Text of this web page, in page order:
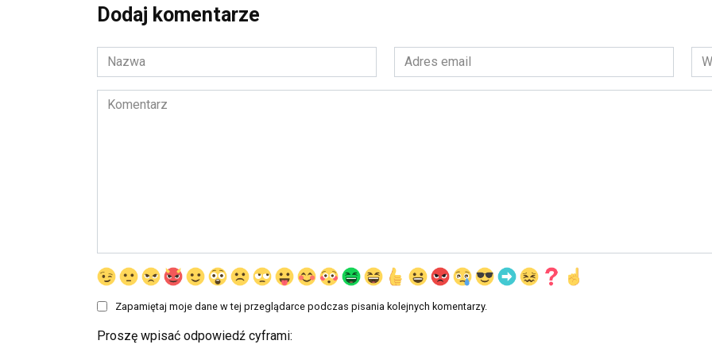
Dodaj komentarze
Nazwa
*
Adres
email
*
Komentarz
Zapamiętaj moje dane w tej przeglądarce podczas pisania kolejnych komentarzy.
Proszę wpisać odpowiedź cyframi: